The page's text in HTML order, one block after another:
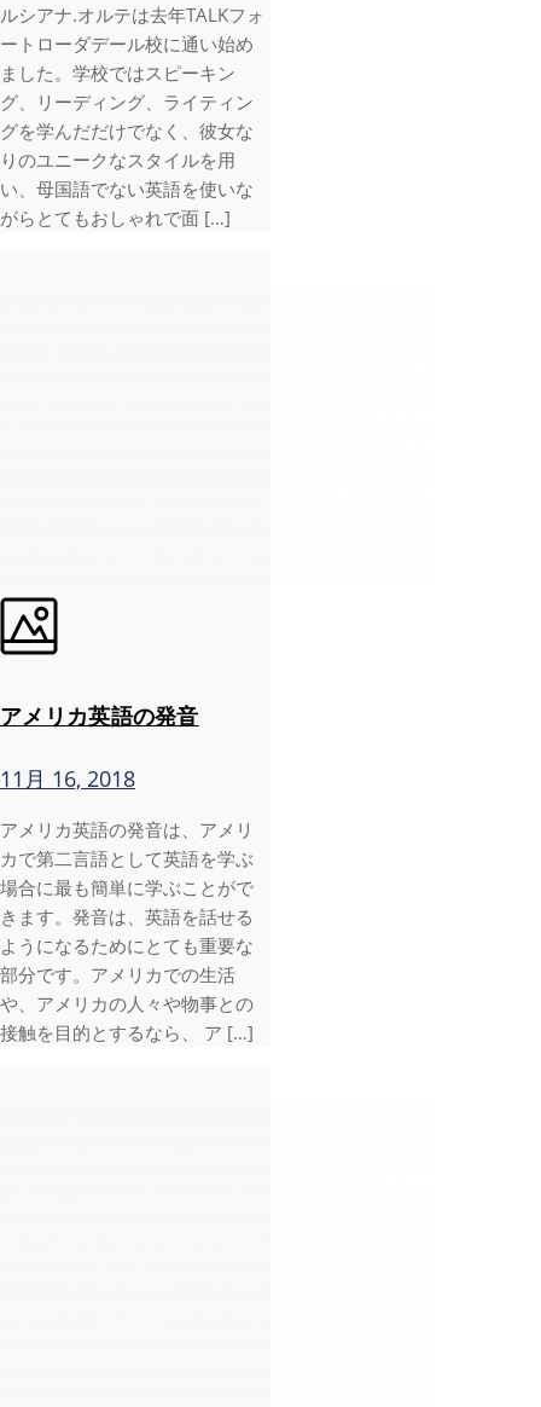
ルシアナ.オルテは去年TALKフォ
ートローダデール校に通い始め
ました。学校ではスピーキン
グ、リーディング、ライティン
グを学んだだけでなく、彼女な
りのユニークなスタイルを用
い、母国語でない英語を使いな
がらとてもおしゃれで面 […]
アメリカ英語の発音
11月 16, 2018
アメリカ英語の発音は、アメリ
カで第二言語として英語を学ぶ
場合に最も簡単に学ぶことがで
きます。発音は、英語を話せる
ようになるためにとても重要な
部分です。アメリカでの生活
や、アメリカの人々や物事との
接触を目的とするなら、 ア […]